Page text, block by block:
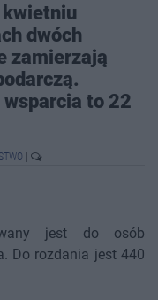
kwietniu
dwóch
zamierzają
to 22
jest do osób
Do rozdania jest 440